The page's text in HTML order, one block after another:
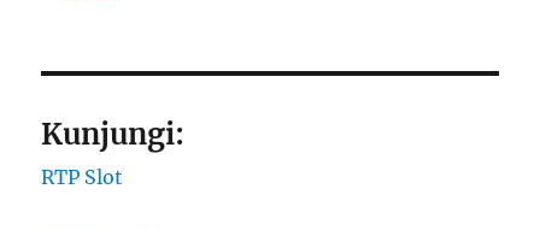
Kunjungi:
RTP Slot